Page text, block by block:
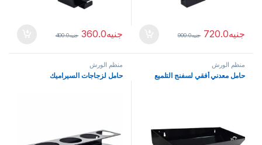
جنيه720.0 جنيه900.0 جنيه360.0 جنيه400.0
منظم الورش
حامل معدني أفقي لسفنج التلميع
منظم الورش
حامل لزجاجات السيراميك